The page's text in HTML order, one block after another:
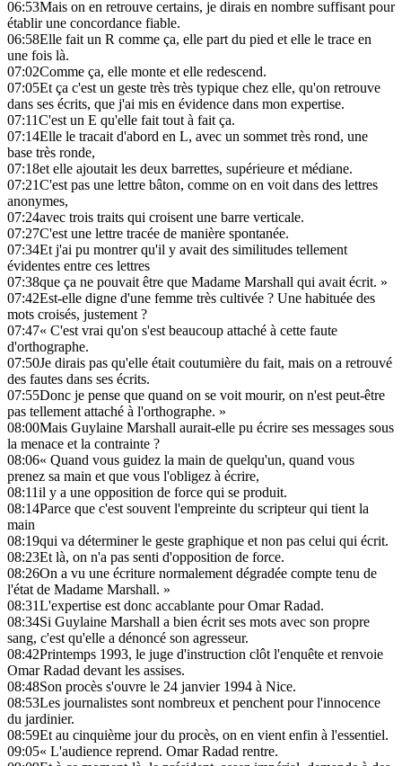
06:53Mais on en retrouve certains, je dirais en nombre suffisant pour
établir une concordance fiable.
06:58Elle fait un R comme ça, elle part du pied et elle le trace en
une fois là.
07:02Comme ça, elle monte et elle redescend.
07:05Et ça c'est un geste très très typique chez elle, qu'on retrouve
dans ses écrits, que j'ai mis en évidence dans mon expertise.
07:11C'est un E qu'elle fait tout à fait ça.
07:14Elle le tracait d'abord en L, avec un sommet très rond, une
base très ronde,
07:18et elle ajoutait les deux barrettes, supérieure et médiane.
07:21C'est pas une lettre bâton, comme on en voit dans des lettres
anonymes,
07:24avec trois traits qui croisent une barre verticale.
07:27C'est une lettre tracée de manière spontanée.
07:34Et j'ai pu montrer qu'il y avait des similitudes tellement
évidentes entre ces lettres
07:38que ça ne pouvait être que Madame Marshall qui avait écrit. »
07:42Est-elle digne d'une femme très cultivée ? Une habituée des
mots croisés, justement ?
07:47« C'est vrai qu'on s'est beaucoup attaché à cette faute
d'orthographe.
07:50Je dirais pas qu'elle était coutumière du fait, mais on a retrouvé
des fautes dans ses écrits.
07:55Donc je pense que quand on se voit mourir, on n'est peut-être
pas tellement attaché à l'orthographe. »
08:00Mais Guylaine Marshall aurait-elle pu écrire ses messages sous
la menace et la contrainte ?
08:06« Quand vous guidez la main de quelqu'un, quand vous
prenez sa main et que vous l'obligez à écrire,
08:11il y a une opposition de force qui se produit.
08:14Parce que c'est souvent l'empreinte du scripteur qui tient la
main
08:19qui va déterminer le geste graphique et non pas celui qui écrit.
08:23Et là, on n'a pas senti d'opposition de force.
08:26On a vu une écriture normalement dégradée compte tenu de
l'état de Madame Marshall. »
08:31L'expertise est donc accablante pour Omar Radad.
08:34Si Guylaine Marshall a bien écrit ses mots avec son propre
sang, c'est qu'elle a dénoncé son agresseur.
08:42Printemps 1993, le juge d'instruction clôt l'enquête et renvoie
Omar Radad devant les assises.
08:48Son procès s'ouvre le 24 janvier 1994 à Nice.
08:53Les journalistes sont nombreux et penchent pour l'innocence
du jardinier.
08:59Et au cinquième jour du procès, on en vient enfin à l'essentiel.
09:05« L'audience reprend. Omar Radad rentre.